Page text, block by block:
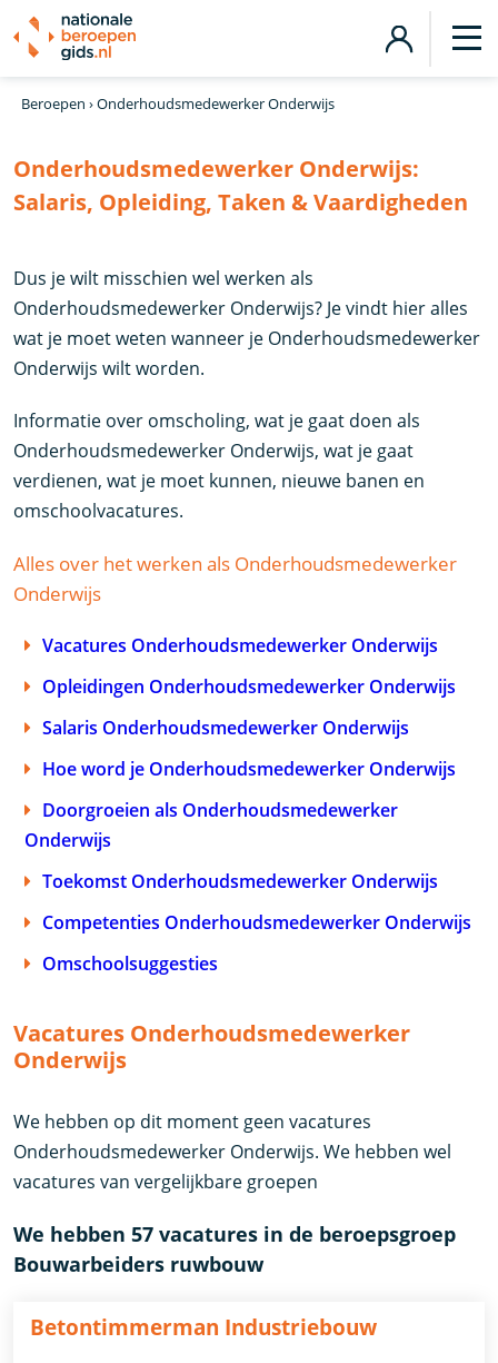
Beroepen ›Onderhoudsmedewerker Onderwijs
Onderhoudsmedewerker Onderwijs:
Salaris, Opleiding, Taken & Vaardigheden
Dus je wilt misschien wel werken als
Onderhoudsmedewerker Onderwijs? Je vindt hier alles
wat je moet weten wanneer je Onderhoudsmedewerker
Onderwijs wilt worden.
Informatie over omscholing, wat je gaat doen als
Onderhoudsmedewerker Onderwijs, wat je gaat
verdienen, wat je moet kunnen, nieuwe banen en
omschoolvacatures.
Alles over het werken als Onderhoudsmedewerker
Onderwijs
Vacatures Onderhoudsmedewerker Onderwijs
Opleidingen Onderhoudsmedewerker Onderwijs
Salaris Onderhoudsmedewerker Onderwijs
Hoe word je Onderhoudsmedewerker Onderwijs
Doorgroeien als Onderhoudsmedewerker
Onderwijs
Toekomst Onderhoudsmedewerker Onderwijs
Competenties Onderhoudsmedewerker Onderwijs
Omschoolsuggesties
Vacatures Onderhoudsmedewerker
Onderwijs
We hebben op dit moment geen vacatures
Onderhoudsmedewerker Onderwijs. We hebben wel
vacatures van vergelijkbare groepen
We hebben 57 vacatures in de beroepsgroep
Bouwarbeiders ruwbouw
Betontimmerman Industriebouw